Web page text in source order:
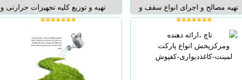
تهیه مصالح و اجرای انواع سقف و
دیوارکاذب - بهترین کیفیت در مدت
زمان مناسب - مشاوره مالی و
طراحی رایگان - بازدید رایگان در
اولین فرصت -تمامی مراحل کار زیر
تهیه و توزیع کلیه تجهیزات حرارتی و
برودتی اعم ازانواع کولرهای گازی و
های آبرسانی،پکیج رادیاتور،اسید و
خنثی کننده دیسکلر،انواع دیگ های
آبگرم چدنی و فولادی،تجهیزات ...